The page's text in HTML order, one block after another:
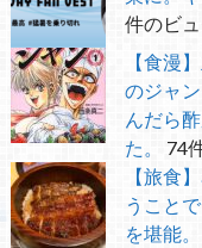
件のビ
【食漫
のジャ
んだら
た。
74
【旅食
うこと
を堪能。